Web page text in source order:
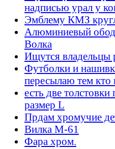
надписью урал у
Эмблему КМЗ
Алюминиевый обод
Волка
Ищутся владельцы
Футболки и
пересылаю тем кто
есть две толстовки
размер L
Прдам хромучие
Вилка М-61
Фара хром.